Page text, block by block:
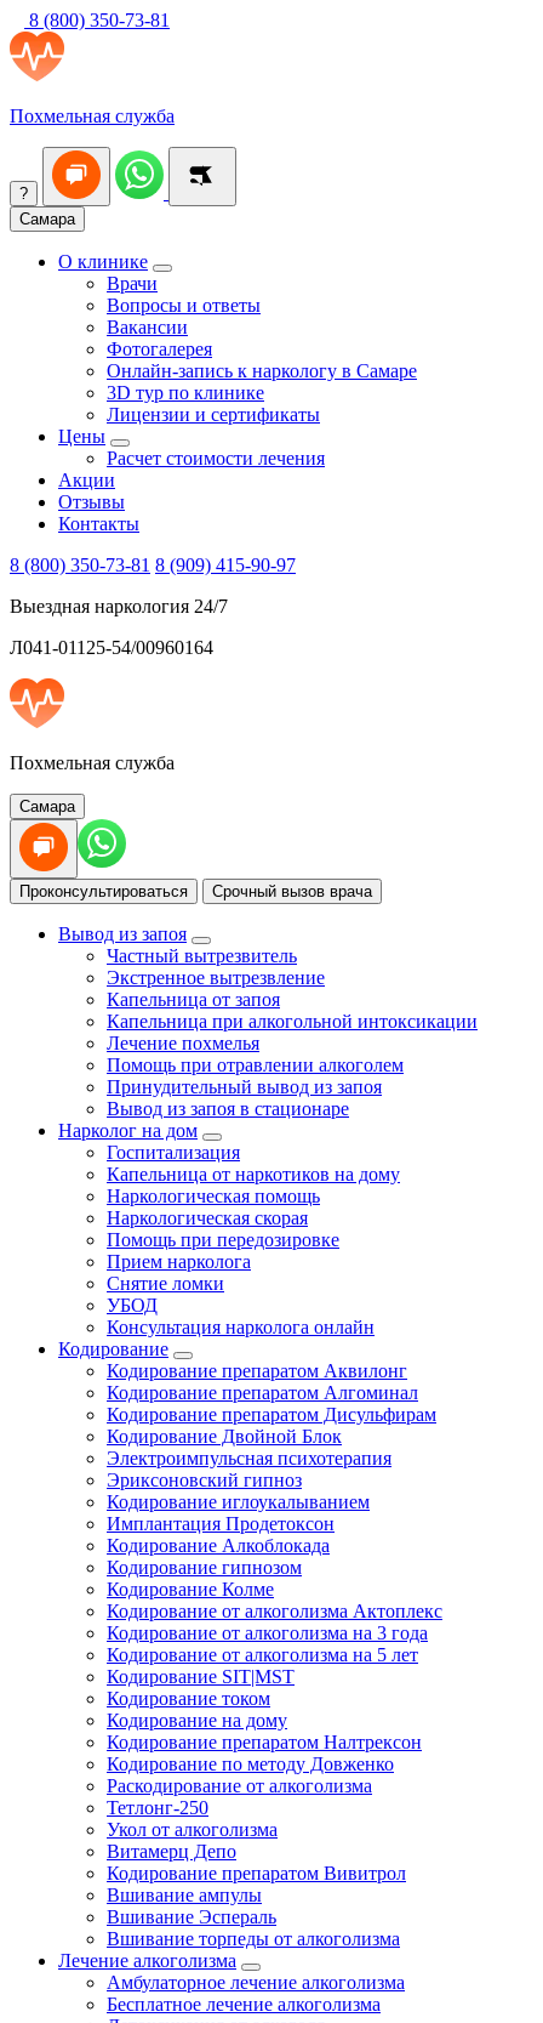
8 (800) 350-73-81
Похмельная служба
?
Самара
О клинике
Врачи
Вопросы и ответы
Вакансии
Фотогалерея
Онлайн-запись к наркологу в Самаре
3D тур по клинике
Лицензии и сертификаты
Цены
Расчет стоимости лечения
Акции
Отзывы
Контакты
8 (800) 350-73-81 8 (909) 415-90-97
Выездная наркология 24/7
Л041-01125-54/00960164
Похмельная служба
Самара
Проконсультироваться Срочный вызов врача
Вывод из запоя
Частный вытрезвитель
Экстренное вытрезвление
Капельница от запоя
Капельница при алкогольной интоксикации
Лечение похмелья
Помощь при отравлении алкоголем
Принудительный вывод из запоя
Вывод из запоя в стационаре
Нарколог на дом
Госпитализация
Капельница от наркотиков на дому
Наркологическая помощь
Наркологическая скорая
Помощь при передозировке
Прием нарколога
Снятие ломки
УБОД
Консультация нарколога онлайн
Кодирование
Кодирование препаратом Аквилонг
Кодирование препаратом Алгоминал
Кодирование препаратом Дисульфирам
Кодирование Двойной Блок
Электроимпульсная психотерапия
Эриксоновский гипноз
Кодирование иглоукалыванием
Имплантация Продетоксон
Кодирование Алкоблокада
Кодирование гипнозом
Кодирование Колме
Кодирование от алкоголизма Актоплекс
Кодирование от алкоголизма на 3 года
Кодирование от алкоголизма на 5 лет
Кодирование SIT|MST
Кодирование током
Кодирование на дому
Кодирование препаратом Налтрексон
Кодирование по методу Довженко
Раскодирование от алкоголизма
Тетлонг-250
Укол от алкоголизма
Витамерц Депо
Кодирование препаратом Вивитрол
Вшивание ампулы
Вшивание Эспераль
Вшивание торпеды от алкоголизма
Лечение алкоголизма
Амбулаторное лечение алкоголизма
Бесплатное лечение алкоголизма